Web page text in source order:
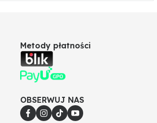
Metody płatności
OBSERWUJ NAS